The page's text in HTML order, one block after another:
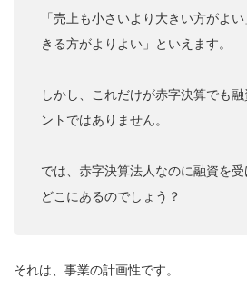
「売上も小さいより大きい方がよ
きる方がよりよい」といえます。
しかし、これだけが赤字決算でも
ントではありません。
では、赤字決算法人なのに融資を
どこにあるのでしょう？
それは、事業の計画性です。